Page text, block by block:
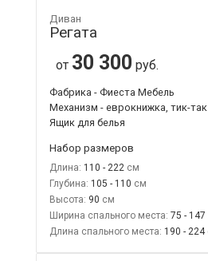
Диван
Регата
от 30 300 руб.
Фабрика - Фиеста Мебель
Механизм - еврокнижка, тик-так
Ящик для белья
Набор размеров
Длина: 110 - 222
Глубина: 105 - 110
Высота: 90
Ширина спального места: 75 - 147
Длина спального места: 190 - 224